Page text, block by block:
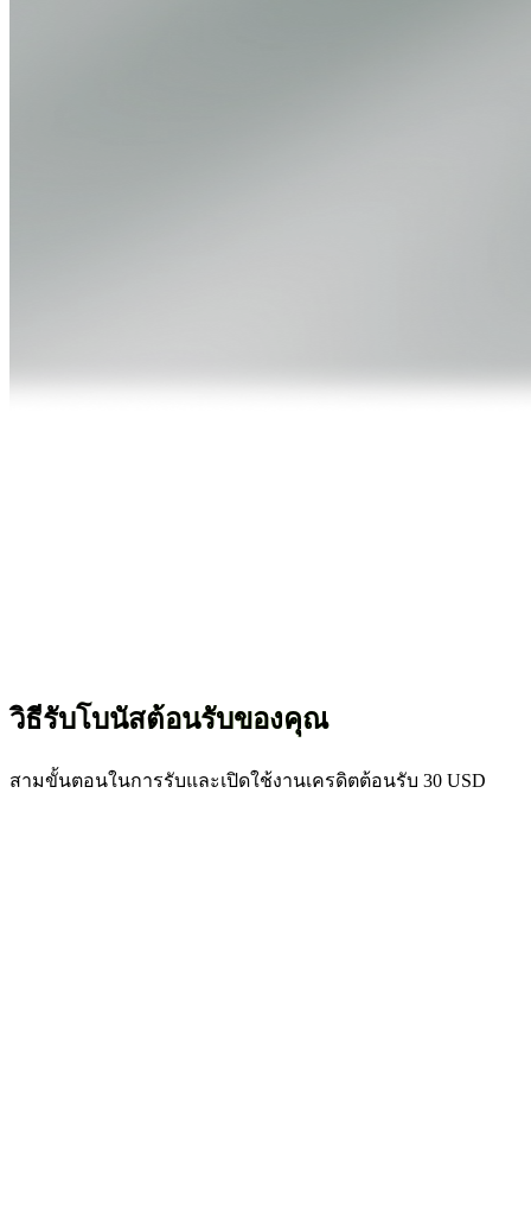
วิธีรับโบนัสต้อนรับของคุณ
สามขั้นตอนในการรับและเปิดใช้งานเครดิตต้อนรับ 30 USD